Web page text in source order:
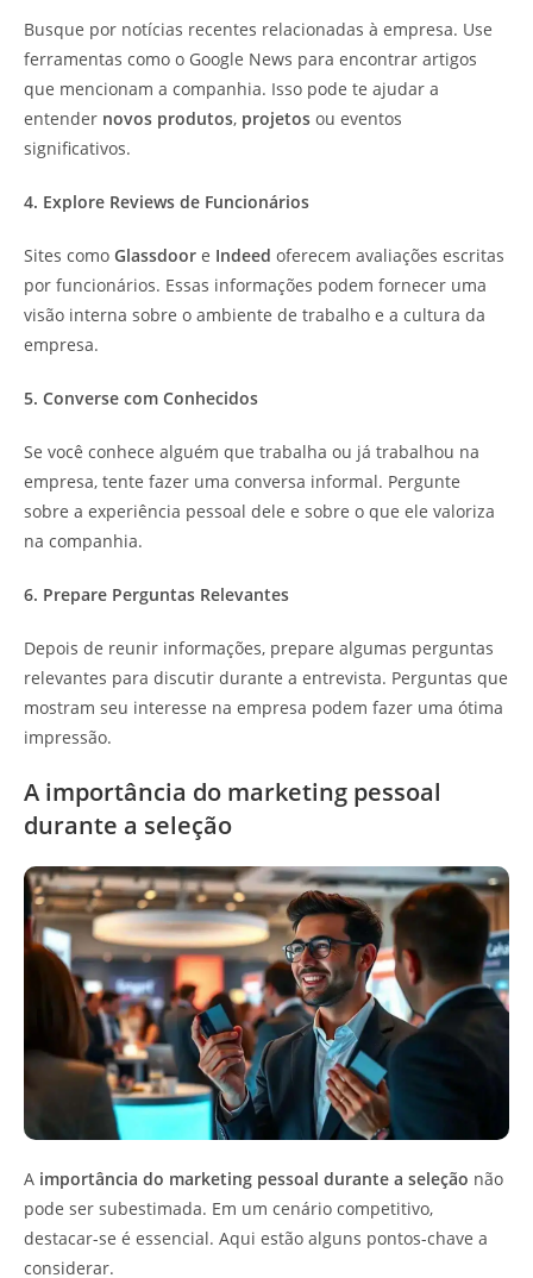
Busque por notícias recentes relacionadas à empresa. Use
ferramentas como o Google News para encontrar artigos
que mencionam a companhia. Isso pode te ajudar a
entender novos produtos, projetos ou eventos
significativos.
4. Explore Reviews de Funcionários
Sites como Glassdoor e Indeed oferecem avaliações escritas
por funcionários. Essas informações podem fornecer uma
visão interna sobre o ambiente de trabalho e a cultura da
empresa.
5. Converse com Conhecidos
Se você conhece alguém que trabalha ou já trabalhou na
empresa, tente fazer uma conversa informal. Pergunte
sobre a experiência pessoal dele e sobre o que ele valoriza
na companhia.
6. Prepare Perguntas Relevantes
Depois de reunir informações, prepare algumas perguntas
relevantes para discutir durante a entrevista. Perguntas que
mostram seu interesse na empresa podem fazer uma ótima
impressão.
A importância do marketing pessoal
durante a seleção
A importância do marketing pessoal durante a seleção não
pode ser subestimada. Em um cenário competitivo,
destacar-se é essencial. Aqui estão alguns pontos-chave a
considerar.